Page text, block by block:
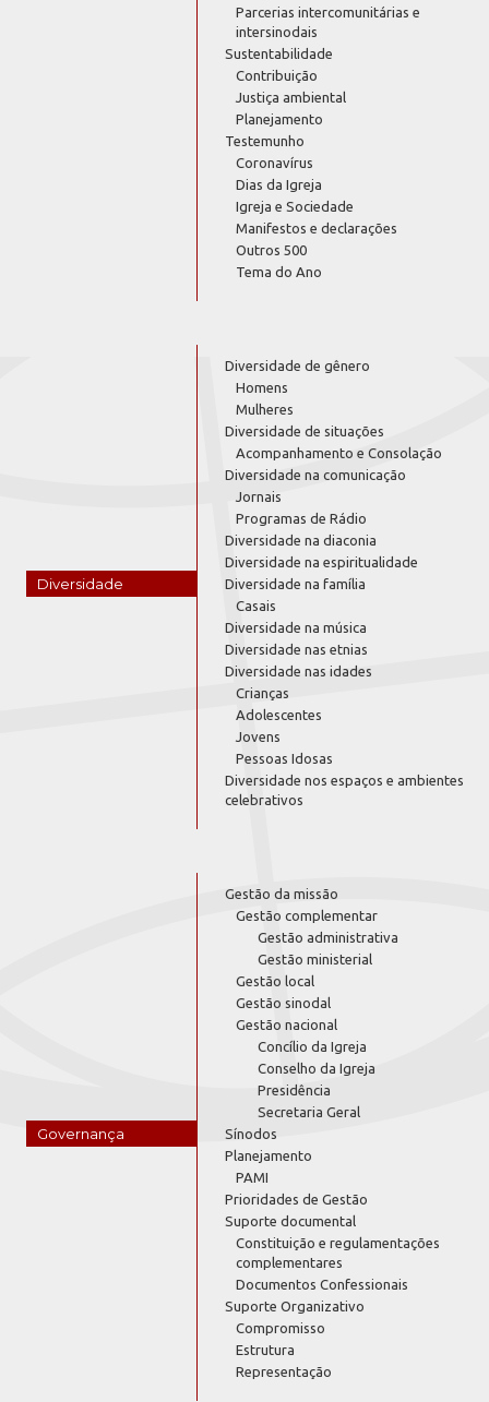
Parcerias intercomunitárias e
intersinodais
Sustentabilidade
Contribuição
Justiça ambiental
Planejamento
Testemunho
Coronavírus
Dias da Igreja
Igreja e Sociedade
Manifestos e declarações
Outros 500
Tema do Ano
Diversidade
Diversidade de gênero
Homens
Mulheres
Diversidade de situações
Acompanhamento e Consolação
Diversidade na comunicação
Jornais
Programas de Rádio
Diversidade na diaconia
Diversidade na espiritualidade
Diversidade na família
Casais
Diversidade na música
Diversidade nas etnias
Diversidade nas idades
Crianças
Adolescentes
Jovens
Pessoas Idosas
Diversidade nos espaços e ambientes
celebrativos
Governança
Gestão da missão
Gestão complementar
Gestão administrativa
Gestão ministerial
Gestão local
Gestão sinodal
Gestão nacional
Concílio da Igreja
Conselho da Igreja
Presidência
Secretaria Geral
Sínodos
Planejamento
PAMI
Prioridades de Gestão
Suporte documental
Constituição e regulamentações
complementares
Documentos Confessionais
Suporte Organizativo
Compromisso
Estrutura
Representação